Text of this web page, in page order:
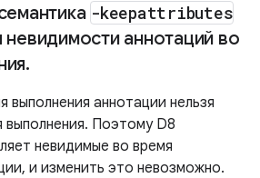
-keepattributes
невидимости аннотаций во
.
выполнения аннотации нельзя
выполнения. Поэтому D8
невидимые во время
и изменить это невозможно.